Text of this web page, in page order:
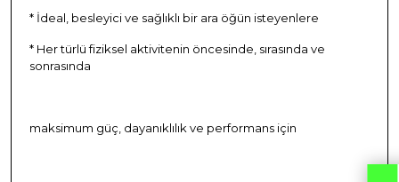
* İdeal, besleyici ve sağlıklı bir ara öğün isteyenlere
* Her türlü fiziksel aktivitenin öncesinde, sırasında ve
sonrasında
maksimum güç, dayanıklılık ve performans için